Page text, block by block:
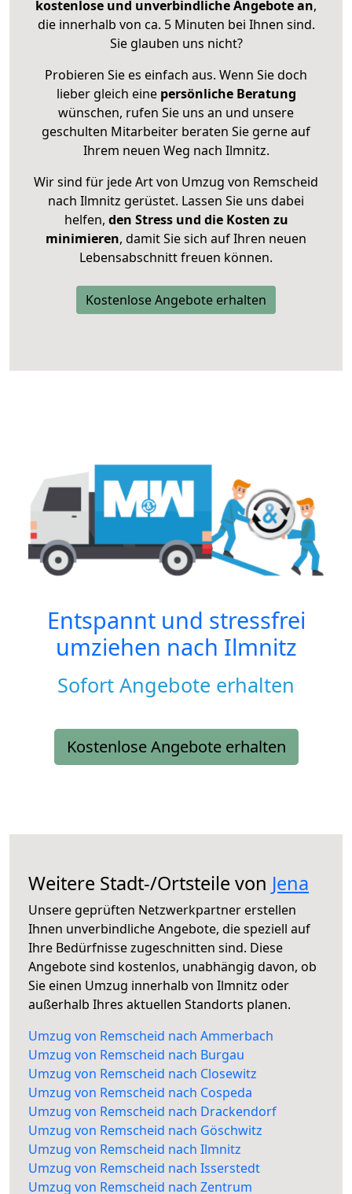
kostenlose und unverbindliche Angebote an,
die innerhalb von ca. 5 Minuten bei Ihnen sind.
Sie glauben uns nicht?
Probieren Sie es einfach aus. Wenn Sie doch
lieber gleich eine persönliche Beratung
wünschen, rufen Sie uns an und unsere
geschulten Mitarbeiter beraten Sie gerne auf
Ihrem neuen Weg nach Ilmnitz.
Wir sind für jede Art von Umzug von Remscheid
nach Ilmnitz gerüstet. Lassen Sie uns dabei
helfen, den Stress und die Kosten zu
minimieren, damit Sie sich auf Ihren neuen
Lebensabschnitt freuen können.
Kostenlose Angebote erhalten
Entspannt und stressfrei
umziehen nach Ilmnitz
Sofort Angebote erhalten
Kostenlose Angebote erhalten
Weitere Stadt-/Ortsteile von Jena
Unsere geprüften Netzwerkpartner erstellen
Ihnen unverbindliche Angebote, die speziell auf
Ihre Bedürfnisse zugeschnitten sind. Diese
Angebote sind kostenlos, unabhängig davon, ob
Sie einen Umzug innerhalb von Ilmnitz oder
außerhalb Ihres aktuellen Standorts planen.
Umzug von Remscheid nach Ammerbach
Umzug von Remscheid nach Burgau
Umzug von Remscheid nach Closewitz
Umzug von Remscheid nach Cospeda
Umzug von Remscheid nach Drackendorf
Umzug von Remscheid nach Göschwitz
Umzug von Remscheid nach Ilmnitz
Umzug von Remscheid nach Isserstedt
Umzug von Remscheid nach Zentrum